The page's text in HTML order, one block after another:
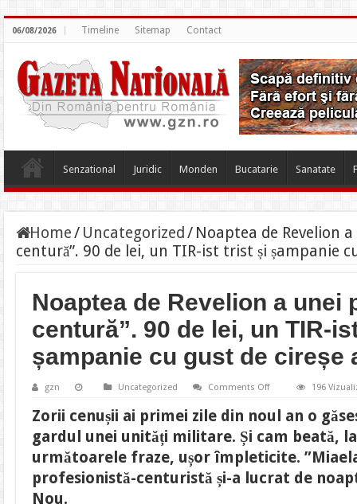
06/08/2026 Timeline Sitemap Contact
Senzational Juridic Monden Bucatarie Sanatate
Home/ Uncategorized / Noaptea de Revelion
centură”. 90 de lei, un TIR-ist trist și șampanie
Noaptea de Revelion a unei
centură”. 90 de lei, un TIR-
șampanie cu gust de cireșe
gzn Uncategorized Comments Offon
de
Revelion
unei
prostituate
”de
centură”.
90
196
Zorii cenușii ai primei zile din noul an o
gardul unei unități militare. Și cam beată,
următoarele fraze, ușor împleticite.
profesionistă-centuristă și-a lucrat de
Nou.